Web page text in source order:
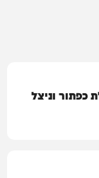
כפתור וניצל